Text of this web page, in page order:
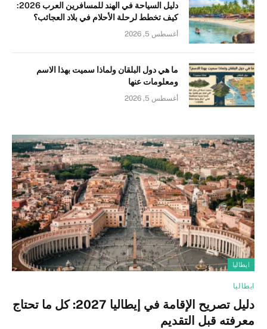
دليل السياحة في الهند للمسافرين العرب 2026:
كيف تخطط لرحلة الأحلام في بلاد العجائب؟
أغسطس 5, 2026
ما هي دول البلقان ولماذا سميت بهذا الاسم
ومعلومات عنها
أغسطس 5, 2026
ايطاليا
ايطاليا
دليل تصريح الإقامة في إيطاليا 2027: كل ما تحتاج
معرفته قبل التقديم